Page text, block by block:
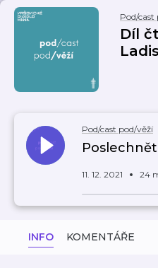
Pod/cast
Díl
Pod/cast pod/věží
11. 12. 2021 24
INFO KOMENTÁŘE